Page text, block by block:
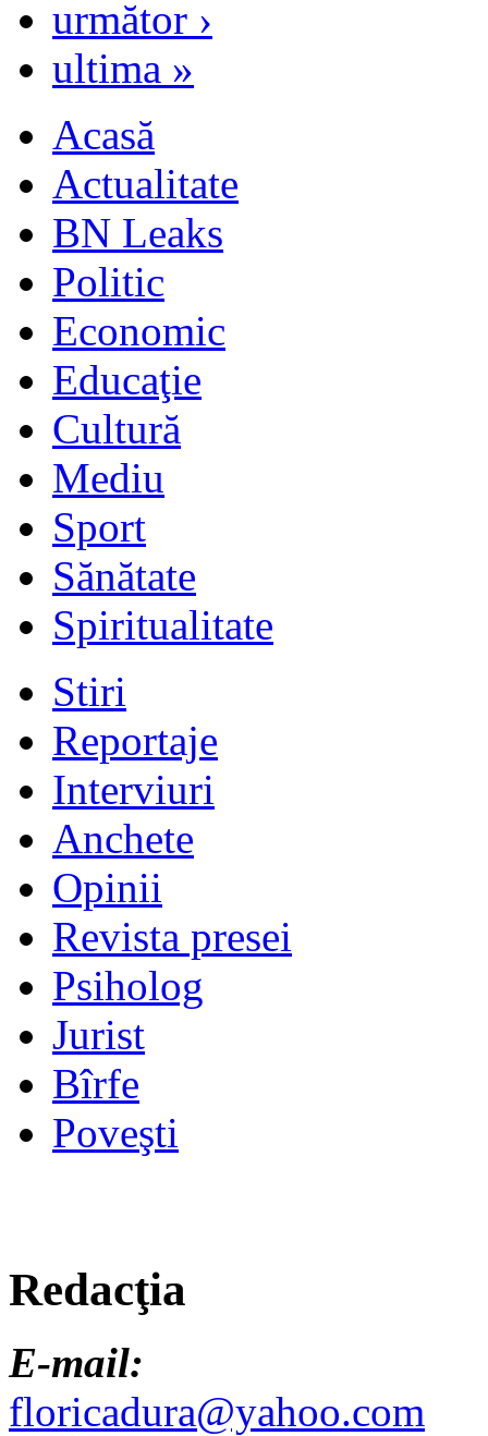
următor ›
ultima »
Acasă
Actualitate
BN Leaks
Politic
Economic
Educaţie
Cultură
Mediu
Sport
Sănătate
Spiritualitate
Stiri
Reportaje
Interviuri
Anchete
Opinii
Revista presei
Psiholog
Jurist
Bîrfe
Poveşti
Redacţia
E-mail:
floricadura@yahoo.com